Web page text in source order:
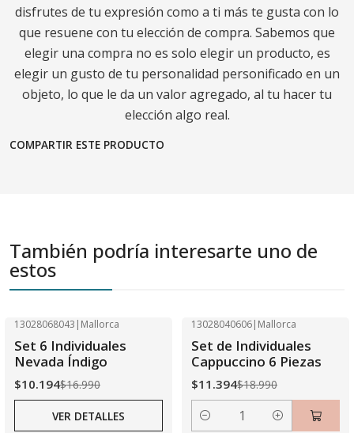
disfrutes de tu expresión como a ti más te gusta con lo
que resuene con tu elección de compra. Sabemos que
elegir una compra no es solo elegir un producto, es
elegir un gusto de tu personalidad personificado en un
objeto, lo que le da un valor agregado, al tu hacer tu
elección algo real.
COMPARTIR ESTE PRODUCTO
También podría interesarte uno de
estos
Agotado
13028068043 | Mallorca
Set 6 Individuales
Nevada Índigo
$10.194$16.990
VER DETALLES
13028040606| Mallorca
Set de Individuales
Cappuccino 6 Piezas
$11.394$18.990
Cantidad